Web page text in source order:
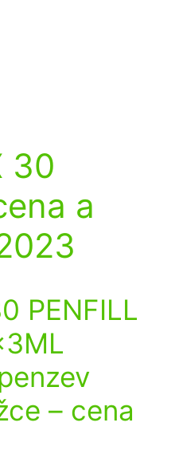
30
a
PENFILL
– cena